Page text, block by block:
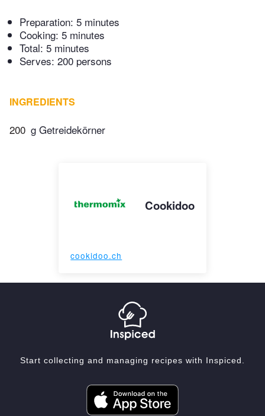
Preparation: 5 minutes
Cooking: 5 minutes
Total: 5 minutes
Serves: 200 persons
INGREDIENTS
200 g Getreidekörner
Cookidoo
cookidoo.ch
Start collecting and managing recipes with Inspiced.